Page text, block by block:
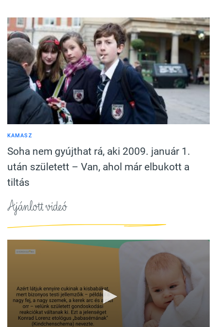
KAMASZ
Soha nem gyújthat rá, aki 2009. január 1.
után született – Van, ahol már elbukott a
tiltás
Ajánlott videó